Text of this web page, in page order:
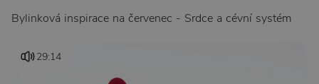
Bylinková inspirace na červenec - Srdce a cévní systém
29:14